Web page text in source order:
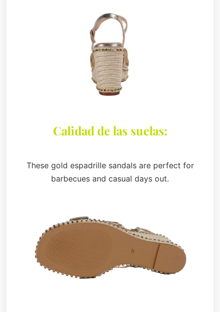
Calidad de las suelas:
These gold espadrille sandals are perfect for
barbecues and casual days out.